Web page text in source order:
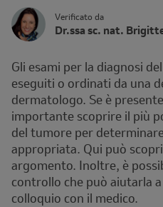
Verificato da
Author's
Avatar
Name
Affiliation
Dr.ssa sc. nat.
Gli esami per la diagnosi
eseguiti o ordinati da una
dermatologo. Se è
importante scoprire il più
del tumore per
appropriata. Qui può
argomento. Inoltre, è
controllo che può aiutarla
colloquio con il medico.